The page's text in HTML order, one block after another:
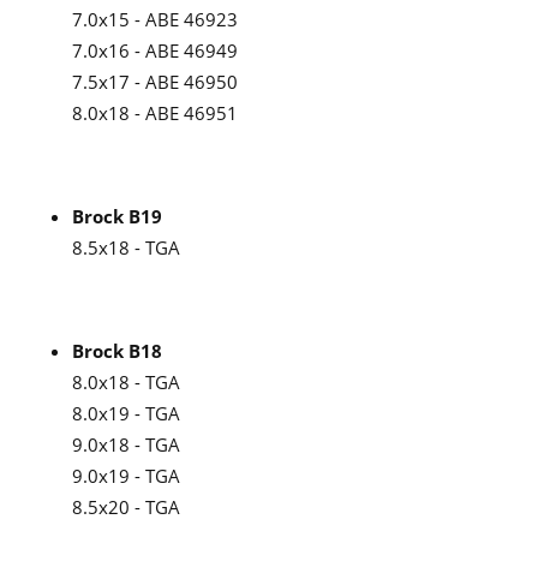
7.0x15 - ABE 46923
7.0x16 - ABE 46949
7.5x17 - ABE 46950
8.0x18 - ABE 46951
Brock B19
8.5x18 - TGA
Brock B18
8.0x18 - TGA
8.0x19 - TGA
9.0x18 - TGA
9.0x19 - TGA
8.5x20 - TGA